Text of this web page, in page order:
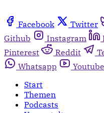
Facebook Twitter
Github
Instagram
Pinterest
Reddit
Whatsapp
Youtube
Start
Themen
Podcasts